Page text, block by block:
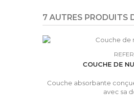
7 AUTRES PRODUITS
COUCHE DE
Couche absorbante
avec sa